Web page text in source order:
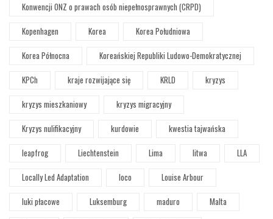
Konwencji ONZ o prawach osób niepełnosprawnych (CRPD)
Kopenhagen
Korea
Korea Południowa
Korea Północna
Koreańskiej Republiki Ludowo-Demokratycznej
KPCh
kraje rozwijające się KRLD
kryzys
kryzys mieszkaniowy
kryzys migracyjny
Kryzys nulifikacyjny
kurdowie
kwestia tajwańska
leapfrog
Liechtenstein Lima litwa
LLA
Locally Led Adaptation
loco
Louise Arbour
luki płacowe
Luksemburg maduro
Malta